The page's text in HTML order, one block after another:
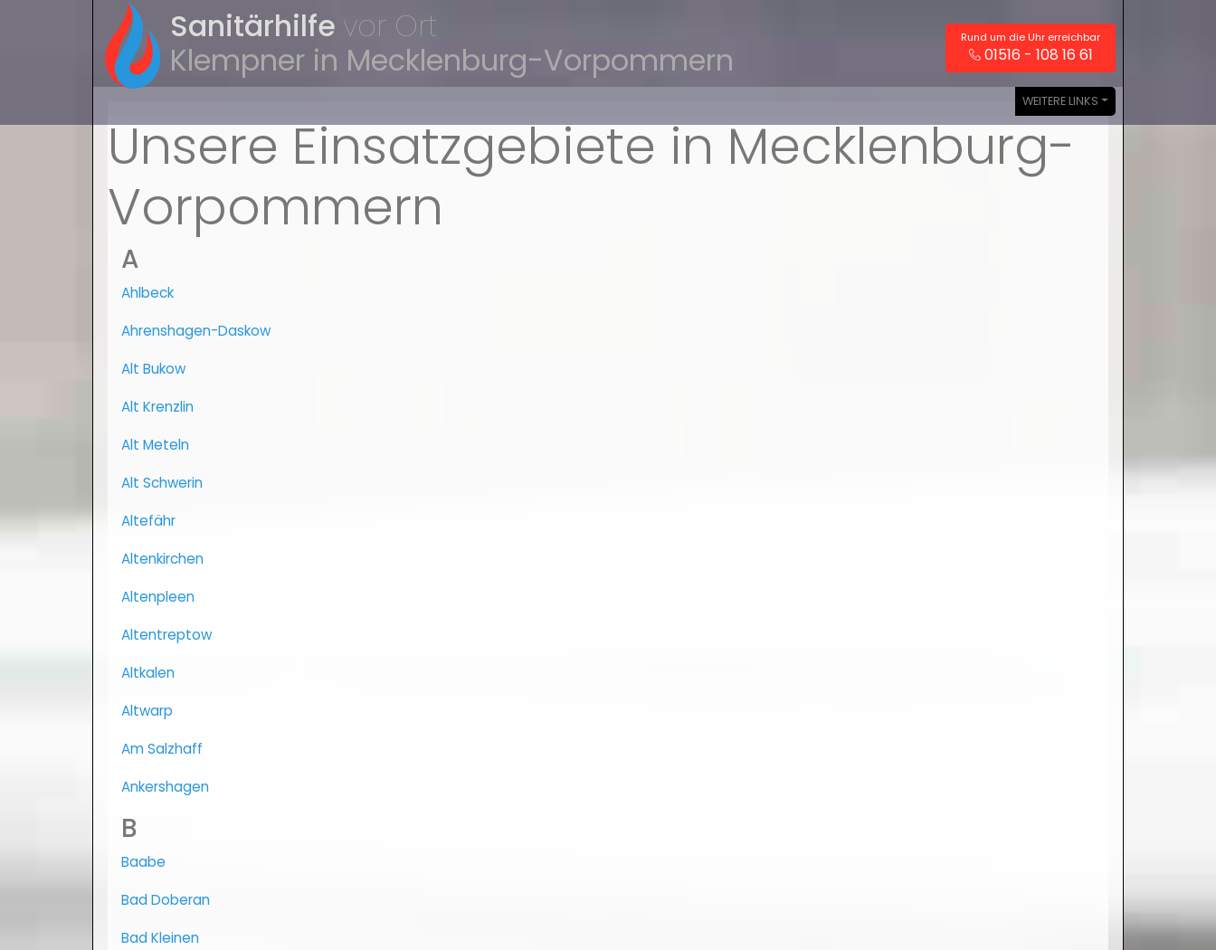
Sanitärhilfe vor Ort
Klempner in Mecklenburg-Vorpommern
Rund um die Uhr erreichbar
01516 - 108 16 61
WEITERE LINKS
Unsere Einsatzgebiete in Mecklenburg-
Vorpommern
A
Ahlbeck
Ahrenshagen-Daskow
Alt Bukow
Alt Krenzlin
Alt Meteln
Alt Schwerin
Altefähr
Altenkirchen
Altenpleen
Altentreptow
Altkalen
Altwarp
Am Salzhaff
Ankershagen
B
Baabe
Bad Doberan
Bad Kleinen